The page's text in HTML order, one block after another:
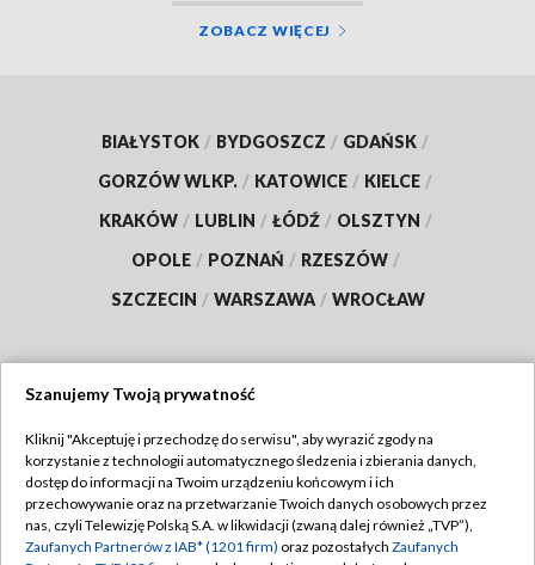
ZOBACZ WIĘCEJ
BIAŁYSTOK / BYDGOSZCZ / GDAŃSK /
GORZÓW WLKP. / KATOWICE / KIELCE /
KRAKÓW / LUBLIN / ŁÓDŹ / OLSZTYN /
OPOLE / POZNAŃ / RZESZÓW /
SZCZECIN / WARSZAWA / WROCŁAW
TVP
Abonament TVP
Emisja w TVP
Regulamin TVP
Polityka prywatności
Szanujemy Twoją prywatność
Kliknij "Akceptuję i przechodzę do serwisu", aby wyrazić zgody na
korzystanie z technologii automatycznego śledzenia i zbierania danych,
dostęp do informacji na Twoim urządzeniu końcowym i ich
przechowywanie oraz na przetwarzanie Twoich danych osobowych przez
nas, czyli Telewizję Polską S.A. w likwidacji (zwaną dalej również „TVP”),
Zaufanych Partnerów z IAB* (1201 firm) oraz pozostałych Zaufanych